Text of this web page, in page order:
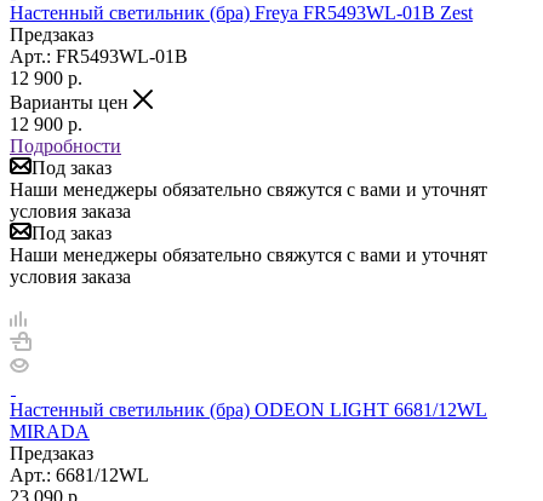
Настенный светильник (бра) Freya FR5493WL-01B Zest
Предзаказ
Арт.: FR5493WL-01B
12 900 р.
Варианты цен
12 900 р.
Подробности
Под заказ
Наши менеджеры обязательно свяжутся с вами и уточнят
условия заказа
Под заказ
Наши менеджеры обязательно свяжутся с вами и уточнят
условия заказа
Настенный светильник (бра) ODEON LIGHT 6681/12WL
MIRADA
Предзаказ
Арт.: 6681/12WL
23 090 р.